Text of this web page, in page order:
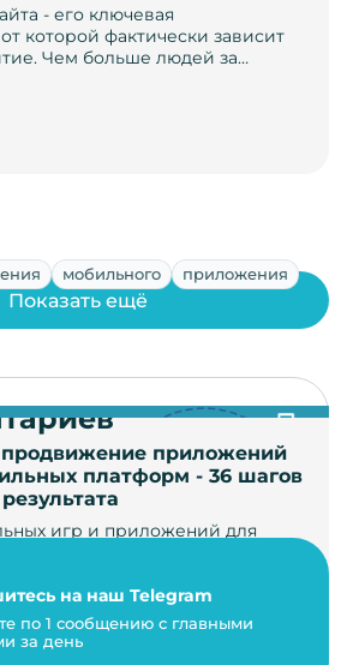
- его ключевая
которой фактически зависит
Чем больше людей за…
мобильного приложения
приложений
платформ - 36 шагов
игр и приложений для
Показать ещё
на наш Telegram
по 1 сообщению с главными
за день